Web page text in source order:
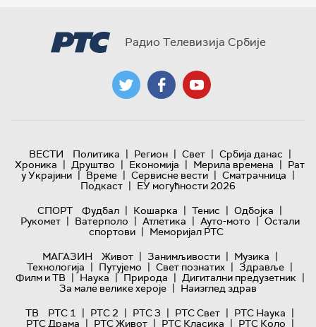
Радио Телевизија Србије
ВЕСТИ Политика | Регион | Свет | Србија данас |
Хроника | Друштво | Економија | Мерила времена | Рат
у Украјини | Време | Сервисне вести | Сматрачница |
Подкаст | ЕУ могућности 2026
СПОРТ
Фудбал | Кошарка | Тенис | Одбојка |
Рукомет | Ватерполо | Атлетика | Ауто-мото | Остали
спортови | Меморијал РТС
МАГАЗИН
Живот | Занимљивости | Музика |
Технологијa | Путујемо | Свет познатих | Здравље |
Филм и ТВ | Наука | Природа | Дигитални предузетник |
За мале велике хероје | Наизглед здрав
ТВ
РТС 1 | РТС 2 | РТС 3 | РТС Свет | РТС Наука |
РТС Драма | РТС Живот | РТС Класика | РТС Коло |